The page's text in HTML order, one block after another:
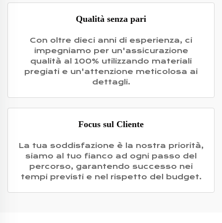
Qualità senza pari
Con oltre dieci anni di esperienza, ci
impegniamo per un'assicurazione
qualità al 100% utilizzando materiali
pregiati e un'attenzione meticolosa ai
dettagli.
Focus sul Cliente
La tua soddisfazione è la nostra priorità,
siamo al tuo fianco ad ogni passo del
percorso, garantendo successo nei
tempi previsti e nel rispetto del budget.